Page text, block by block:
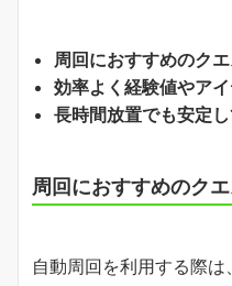
周回におすすめのク
効率よく経験値やア
長時間放置でも安定
周回におすすめのク
自動周回を利用する際は、